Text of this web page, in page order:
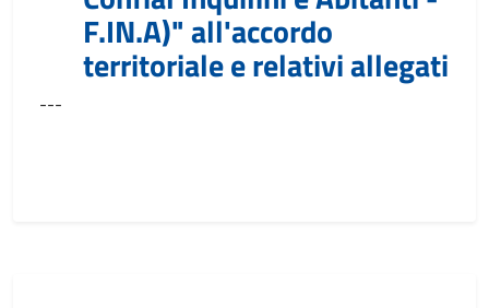
F.IN.A)" all'accordo
territoriale e relativi allegati
---